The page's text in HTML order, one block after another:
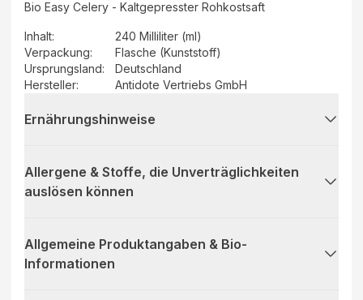
Bio Easy Celery - Kaltgepresster Rohkostsaft
Inhalt:
240 Milliliter (ml)
Verpackung:
Flasche (Kunststoff)
Ursprungsland:
Deutschland
Hersteller: Antidote Vertriebs GmbH
Ernährungshinweise
Allergene & Stoffe, die Unverträglichkeiten
auslösen können
Allgemeine Produktangaben & Bio-
Informationen